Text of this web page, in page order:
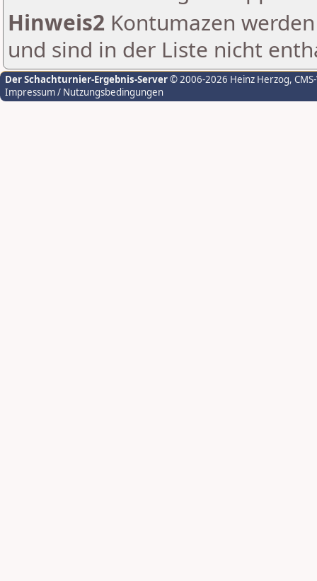
Hinweis2 Kontumazen
und sind in der Liste nicht
Der Schachturnier-Ergebnis-Server© 2006-2026 Heinz Herzog,
Impressum / Nutzungsbedingungen